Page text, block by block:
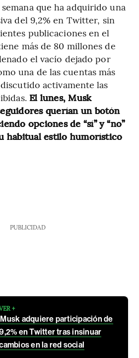
que ha adquirido una
del 9,2% en Twitter, sin
publicaciones en el
más de 80 millones de
el vacío dejado por
una de las cuentas más
activamente las
El lunes, Musk
querían un botón
opciones de “sí” y “no”
habitual estilo humorístico
PUBLICIDAD
+
Musk adquiere participación de
en Twitter tras insinuar
en la red social